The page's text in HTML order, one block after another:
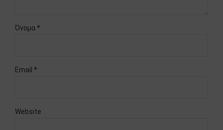
Όνομα *
Email *
Website